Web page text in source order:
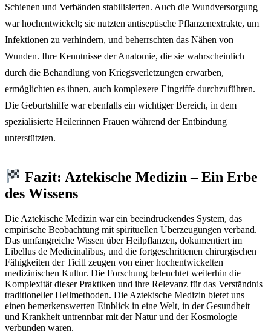
Schienen und Verbänden stabilisierten. Auch die Wundversorgung
war hochentwickelt; sie nutzten antiseptische Pflanzenextrakte, um
Infektionen zu verhindern, und beherrschten das Nähen von
Wunden. Ihre Kenntnisse der Anatomie, die sie wahrscheinlich
durch die Behandlung von Kriegsverletzungen erwarben,
ermöglichten es ihnen, auch komplexere Eingriffe durchzuführen.
Die Geburtshilfe war ebenfalls ein wichtiger Bereich, in dem
spezialisierte Heilerinnen Frauen während der Entbindung
unterstützten.
Fazit: Aztekische Medizin – Ein Erbe
des Wissens
Die Aztekische Medizin war ein beeindruckendes System, das
empirische Beobachtung mit spirituellen Überzeugungen verband.
Das umfangreiche Wissen über Heilpflanzen, dokumentiert im
Libellus de Medicinalibus, und die fortgeschrittenen chirurgischen
Fähigkeiten der Ticitl zeugen von einer hochentwickelten
medizinischen Kultur. Die Forschung beleuchtet weiterhin die
Komplexität dieser Praktiken und ihre Relevanz für das Verständnis
traditioneller Heilmethoden. Die Aztekische Medizin bietet uns
einen bemerkenswerten Einblick in eine Welt, in der Gesundheit
und Krankheit untrennbar mit der Natur und der Kosmologie
verbunden waren.